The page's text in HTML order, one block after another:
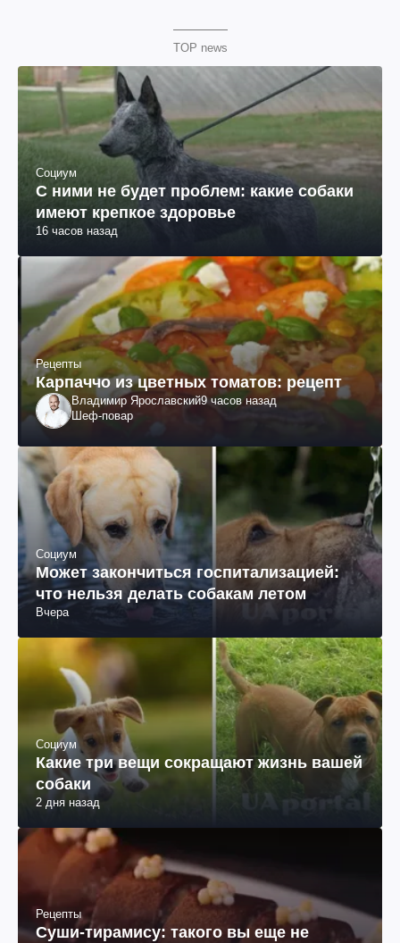
TOP news
Социум
С ними не будет проблем: какие собаки
имеют крепкое здоровье
16 часов назад
Рецепты
Карпаччо из цветных томатов: рецепт
Владимир Ярославский9 часов назад
Шеф-повар
Социум
Может закончиться госпитализацией:
что нельзя делать собакам летом
Вчера
Социум
Какие три вещи сокращают жизнь вашей
собаки
2 дня назад
Рецепты
Суши-тирамису: такого вы еще не